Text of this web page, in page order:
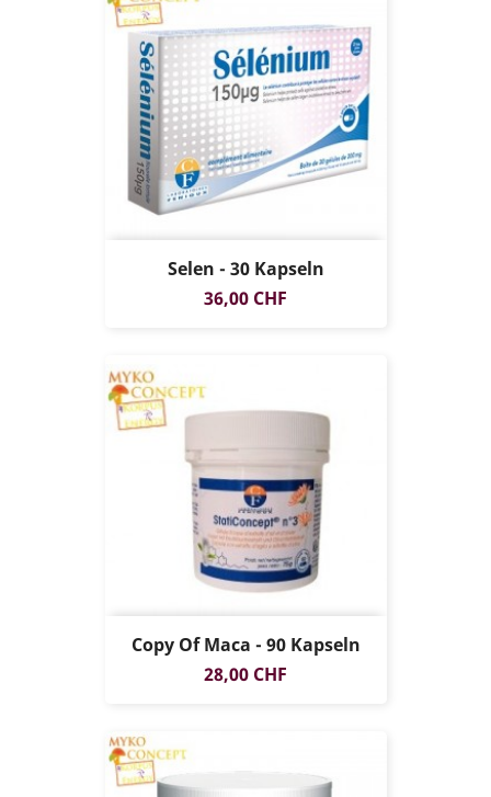
Selen - 30 Kapseln
Preis
36,00 CHF
Copy Of Maca - 90 Kapseln
Preis
28,00 CHF